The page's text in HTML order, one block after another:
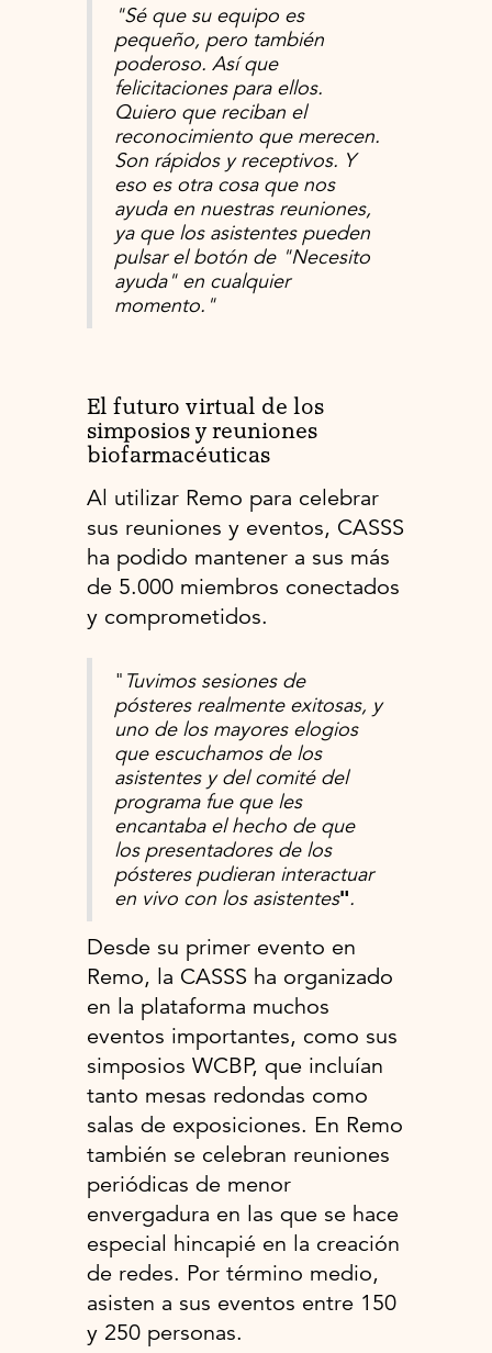
"Sé que su equipo es
pequeño, pero también
poderoso. Así que
felicitaciones para ellos.
Quiero que reciban el
reconocimiento que merecen.
Son rápidos y receptivos. Y
eso es otra cosa que nos
ayuda en nuestras reuniones,
ya que los asistentes pueden
pulsar el botón de "Necesito
ayuda" en cualquier
momento."
El futuro virtual de los
simposios y reuniones
biofarmacéuticas
Al utilizar Remo para celebrar
sus reuniones y eventos, CASSS
ha podido mantener a sus más
de 5.000 miembros conectados
y comprometidos.
" Tuvimos sesiones de
pósteres realmente exitosas, y
uno de los mayores elogios
que escuchamos de los
asistentes y del comité del
programa fue que les
encantaba el hecho de que
los presentadores de los
pósteres pudieran interactuar
en vivo con los asistentes".
Desde su primer evento en
Remo, la CASSS ha organizado
en la plataforma muchos
eventos importantes, como sus
simposios WCBP, que incluían
tanto mesas redondas como
salas de exposiciones. En Remo
también se celebran reuniones
periódicas de menor
envergadura en las que se hace
especial hincapié en la creación
de redes. Por término medio,
asisten a sus eventos entre 150
y 250 personas.